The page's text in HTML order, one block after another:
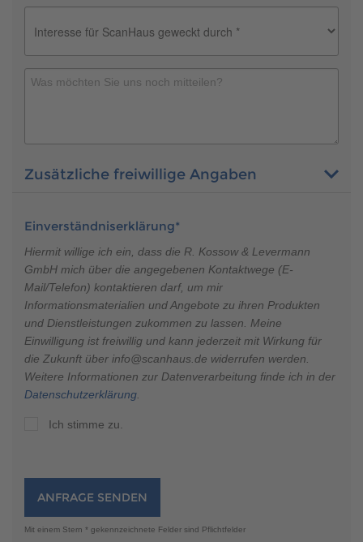
Zusätzliche freiwillige Angaben
Einverständniserklärung*
Hiermit willige ich ein, dass die R. Kossow & Levermann
GmbH mich über die angegebenen Kontaktwege (E-
Mail/Telefon) kontaktieren darf, um mir
Informationsmaterialien und Angebote zu ihren Produkten
und Dienstleistungen zukommen zu lassen. Meine
Einwilligung ist freiwillig und kann jederzeit mit Wirkung für
die Zukunft über info@scanhaus.de widerrufen werden.
Weitere Informationen zur Datenverarbeitung finde ich in der
Datenschutzerklärung
Ich stimme zu.
ANFRAGE SENDEN
Mit einem Stern * gekennzeichnete Felder sind Pflichtfelder